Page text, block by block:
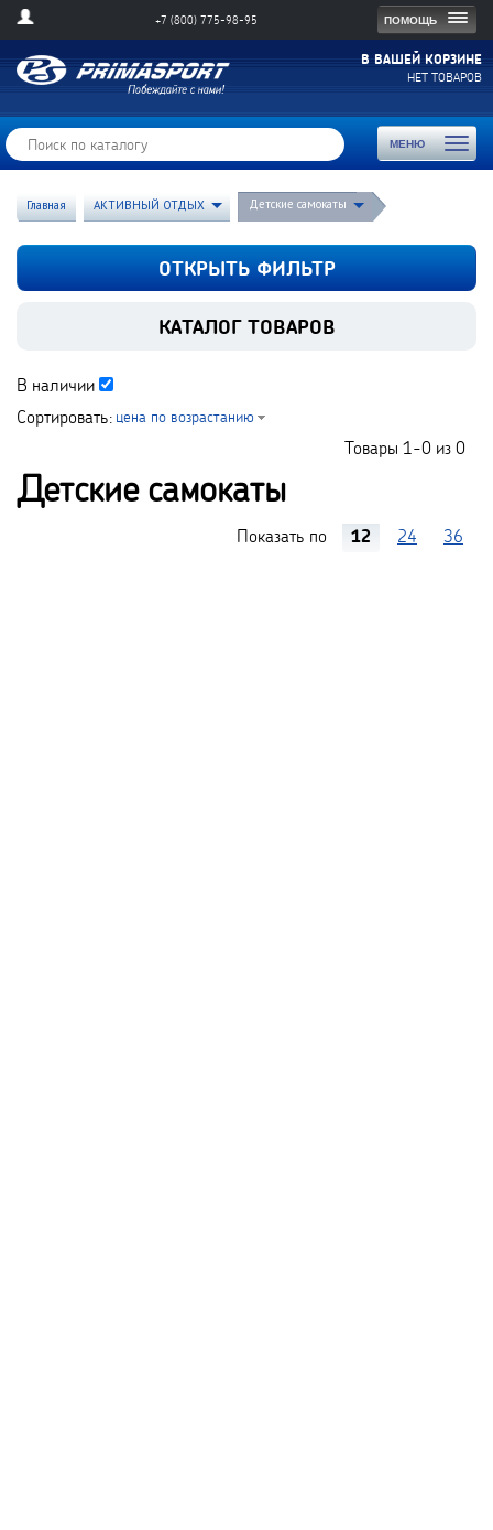
ПОМОЩЬ
+7 (800) 775-98-95
В ВАШЕЙ КОРЗИНЕ
НЕТ ТОВАРОВ
МЕНЮ
Toggle
Главная АКТИВНЫЙ ОТДЫХ Детские самокаты
ОТКРЫТЬ ФИЛЬТР
КАТАЛОГ ТОВАРОВ
В наличии
Сортировать: цена по возрастанию
Товары 1-0 из 0
Детские самокаты
Показать по 12 24 36